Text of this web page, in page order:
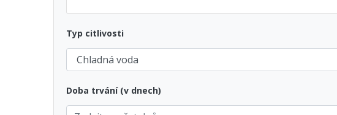
Typ citlivosti
Doba trvání (v dnech)